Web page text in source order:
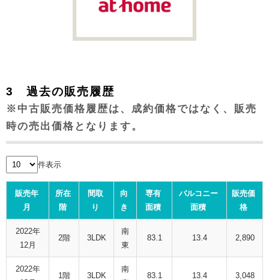
3 過去の販売履歴
※中古販売価格履歴は、成約価格ではなく、販売
時の売出価格となります。
件表示
販売年
月
所在
階
間取
り
向
き
専有
面積
バルコニー
面積
販売価
格
2022年
12月
2階 3LDK
南
東
83.1 13.4 2,890
2022年
1階 3LDK
南
83.1 13.4 3,048